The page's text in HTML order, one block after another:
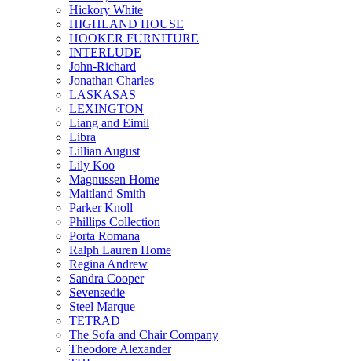
Hickory White
HIGHLAND HOUSE
HOOKER FURNITURE
INTERLUDE
John-Richard
Jonathan Charles
LASKASAS
LEXINGTON
Liang and Eimil
Libra
Lillian August
Lily Koo
Magnussen Home
Maitland Smith
Parker Knoll
Phillips Collection
Porta Romana
Ralph Lauren Home
Regina Andrew
Sandra Cooper
Sevensedie
Steel Marque
TETRAD
The Sofa and Chair Company
Theodore Alexander